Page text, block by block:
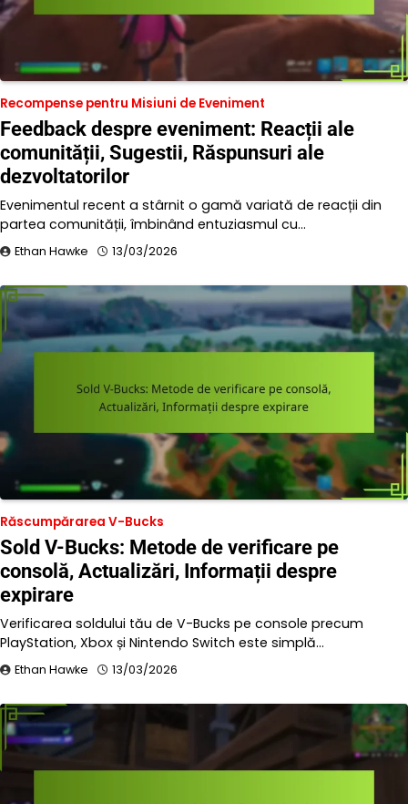
Recompense pentru Misiuni de Eveniment
Feedback despre eveniment: Reacții ale
comunității, Sugestii, Răspunsuri ale
dezvoltatorilor
Evenimentul recent a stârnit o gamă variată de reacții din
partea comunității, îmbinând entuziasmul cu…
Ethan Hawke 13/03/2026
Răscumpărarea V-Bucks
Sold V-Bucks: Metode de verificare pe
consolă, Actualizări, Informații despre
expirare
Verificarea soldului tău de V-Bucks pe console precum
PlayStation, Xbox și Nintendo Switch este simplă…
Ethan Hawke 13/03/2026